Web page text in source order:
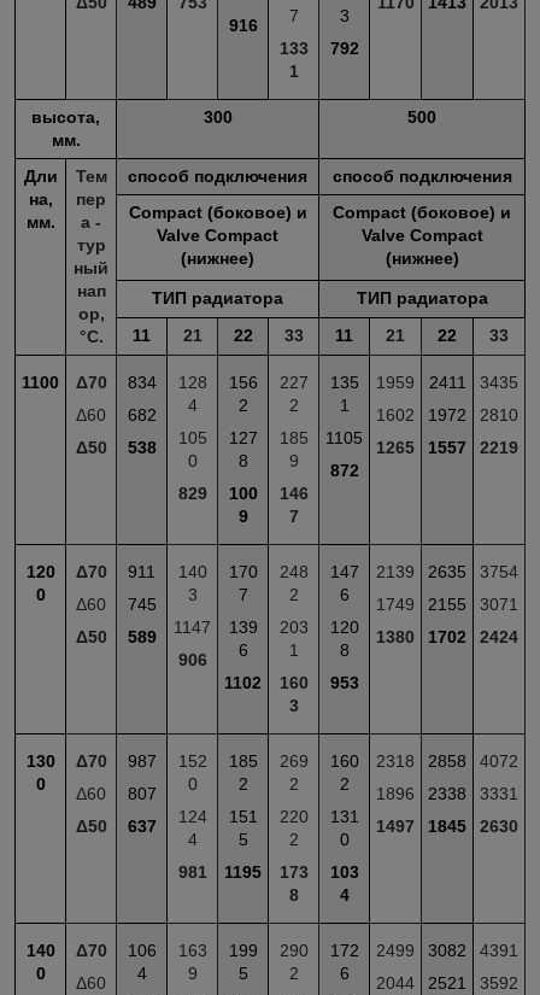
916
7
133
1
3
792
высота,
мм.
300 500
Дли
на,
мм.
Тем
пер
а -
тур
ный
нап
ор,
°С.
способ подключения
способ подключения
Compact (боковое) и
Valve Compact
(нижнее)
Compact (боковое) и
Valve Compact
(нижнее)
ТИП радиатора
ТИП радиатора
11
21 22 33 11 21 22 33
1100
Δ70
Δ60
Δ50
834
682
538
128
4
105
0
829
156
2
127
8
100
9
227
2
185
9
146
7
135
1
1105
872
1959
1602
1265
2411
1972
1557
3435
2810
2219
120
0
Δ70
Δ60
Δ50
911
745
589
140
3
1147
906
170
7
139
6
1102
248
2
203
1
160
3
147
6
120
8
953
2139
1749
1380
2635
2155
1702
3754
3071
2424
130
0
Δ70
Δ60
Δ50
987
807
637
152
0
124
4
981
185
2
151
5
1195
269
2
220
2
173
8
160
2
131
0
103
4
2318
1896
1497
2858
2338
1845
4072
3331
2630
140
0
Δ70
Δ60
106
4
163
9
199
5
290
2
172
6
2499
2044
3082
2521
4391
3592